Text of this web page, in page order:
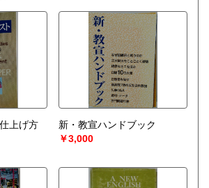
新・教宣ハンドブック
￥3,000